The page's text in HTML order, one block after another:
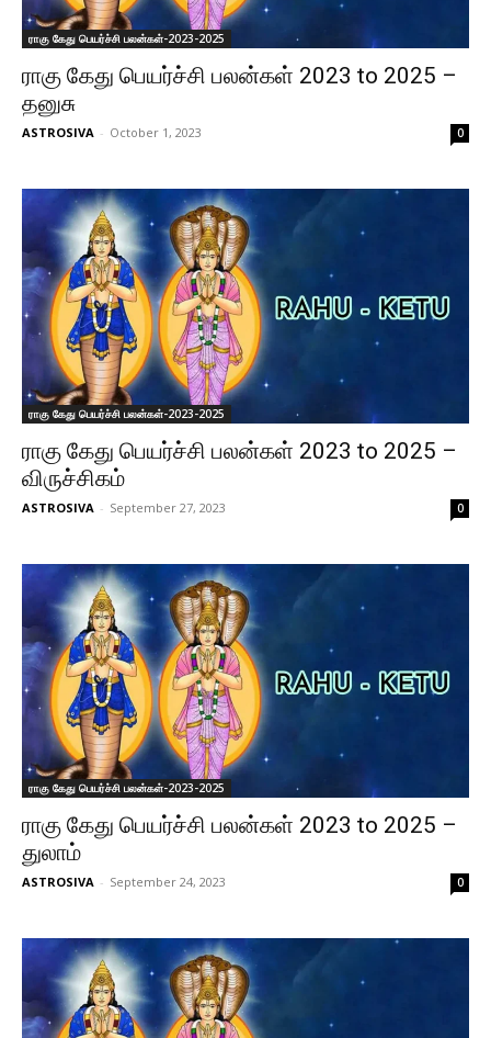
ராகு கேது பெயர்ச்சி பலன்கள்-2023-2025
ராகு கேது பெயர்ச்சி பலன்கள் 2023 to 2025 –
தனுசு
ASTROSIVA - October 1, 2023 0
ராகு கேது பெயர்ச்சி பலன்கள்-2023-2025
ராகு கேது பெயர்ச்சி பலன்கள் 2023 to 2025 –
விருச்சிகம்
ASTROSIVA - September 27, 2023 0
ராகு கேது பெயர்ச்சி பலன்கள்-2023-2025
ராகு கேது பெயர்ச்சி பலன்கள் 2023 to 2025 –
துலாம்
ASTROSIVA - September 24, 2023 0